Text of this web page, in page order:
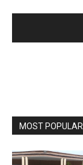
MOST POPULAR